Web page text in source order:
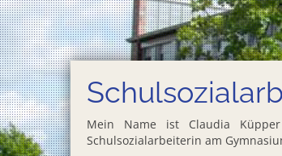
Mein Name ist Claudia
Schulsozialarbeiterin am